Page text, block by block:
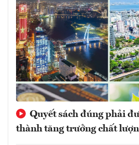
Quyết sách đúng phải
thành tăng trưởng chất